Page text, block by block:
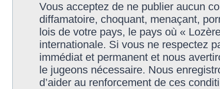
Vous acceptez de ne publier aucun
diffamatoire, choquant, menaçant,
lois de votre pays, le pays où «
internationale. Si vous ne respectez
immédiat et permanent et nous
le jugeons nécessaire. Nous
d’aider au renforcement de ces